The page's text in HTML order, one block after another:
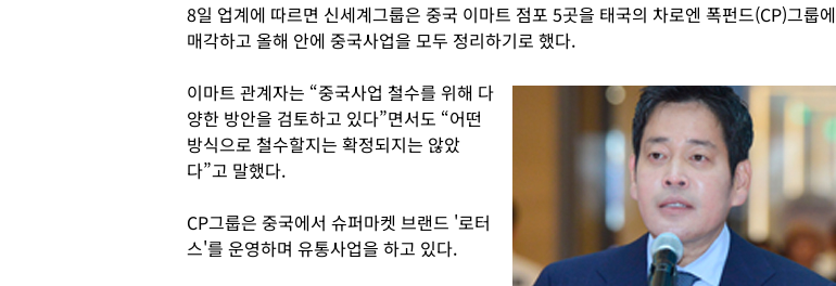
8일 업계에 따르면 신세계그룹은 중국 이마트 점포 5곳을 태국의 차로엔 폭펀드(CP)그룹에
매각하고 올해 안에 중국사업을 모두 정리하기로 했다.
이마트 관계자는 “중국사업 철수를 위해 다
양한 방안을 검토하고 있다”면서도 “어떤
방식으로 철수할지는 확정되지는 않았
다”고 말했다.
CP그룹은 중국에서 슈퍼마켓 브랜드 '로터
스'를 운영하며 유통사업을 하고 있다.